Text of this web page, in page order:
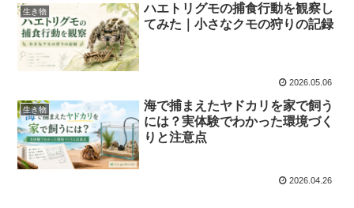
生き物
ハエトリグモの捕食行動を観察し
てみた｜小さなクモの狩りの記録
2026.05.06
生き物
海で捕まえたヤドカリを家で飼う
には？実体験でわかった環境づく
りと注意点
2026.04.26